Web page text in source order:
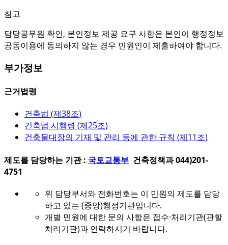
참고
담당공무원 확인, 본인정보 제공 요구 사항은 본인이 행정정보
공동이용에 동의하지 않는 경우 민원인이 제출하여야 합니다.
부가정보
근거법령
건축법 (제38조)
건축법 시행령 (제25조)
건축물대장의 기재 및 관리 등에 관한 규칙 (제11조)
제도를 담당하는 기관 : 국토교통부 건축정책과 044)201-
4751
위 담당부서와 전화번호는 이 민원의 제도를 담당
하고 있는 (중앙)행정기관입니다.
개별 민원에 대한 문의 사항은 접수·처리기관(관할
처리기관)과 연락하시기 바랍니다.